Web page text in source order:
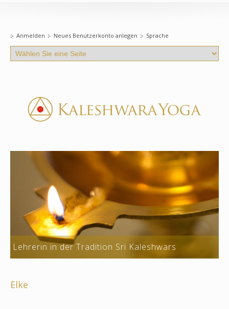
Anmelden Neues Benutzerkonto anlegen Sprache
Lehrerin in der Tradition Sri Kaleshwars
Elke